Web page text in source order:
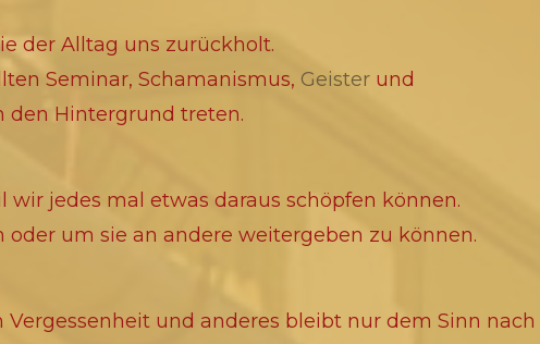
der Alltag uns zurückholt.
Seminar, Schamanismus, Geister und
den Hintergrund treten.
wir jedes mal etwas daraus schöpfen können.
um sie an andere weitergeben zu können.
Vergessenheit und anderes bleibt nur dem Sinn